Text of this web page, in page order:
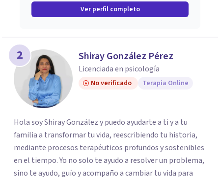
Ver perfil completo
2 Shiray González Pérez
Licenciada en psicología
No verificado Terapia Online
Hola soy Shiray González y puedo ayudarte a ti y a tu
familia a transformar tu vida, reescribiendo tu historia,
mediante procesos terapéuticos profundos y sostenibles
en el tiempo. Yo no solo te ayudo a resolver un problema,
sino te ayudo, guío y acompaño a cambiar tu vida para